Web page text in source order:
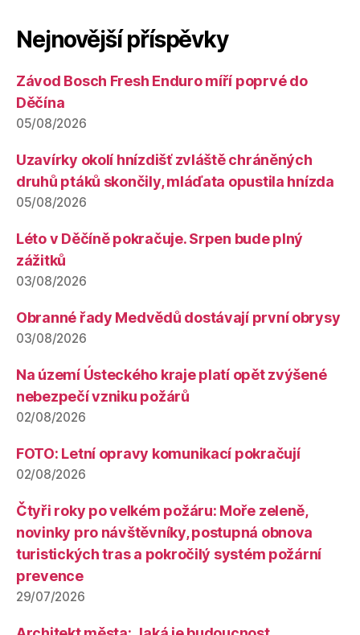
Nejnovější příspěvky
Závod Bosch Fresh Enduro míří poprvé do
Děčína
05/08/2026
Uzavírky okolí hnízdišť zvláště chráněných
druhů ptáků skončily, mláďata opustila hnízda
05/08/2026
Léto v Děčíně pokračuje. Srpen bude plný
zážitků
03/08/2026
Obranné řady Medvědů dostávají první obrysy
03/08/2026
Na území Ústeckého kraje platí opět zvýšené
nebezpečí vzniku požárů
02/08/2026
FOTO: Letní opravy komunikací pokračují
02/08/2026
Čtyři roky po velkém požáru: Moře zeleně,
novinky pro návštěvníky, postupná obnova
turistických tras a pokročilý systém požární
prevence
29/07/2026